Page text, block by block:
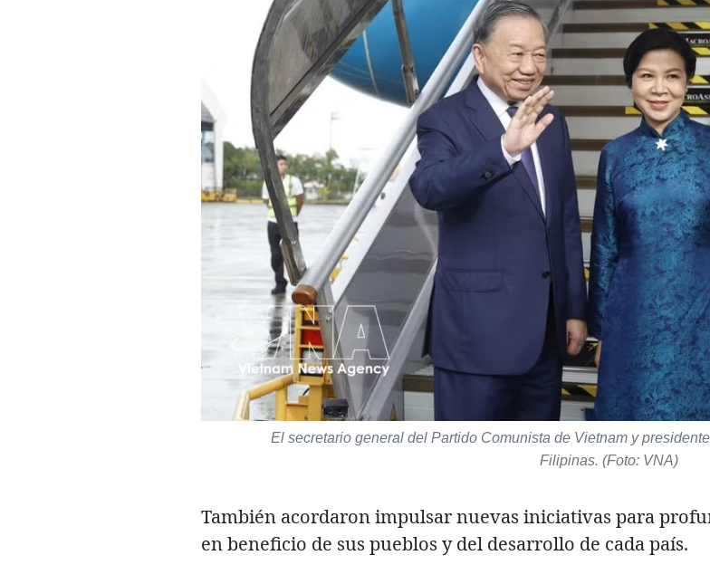
El secretario general del Partido Comunista de Vietnam y
Filipinas. (Foto: VNA)
También acordaron impulsar nuevas iniciativas para
en beneficio de sus pueblos y del desarrollo de cada país.